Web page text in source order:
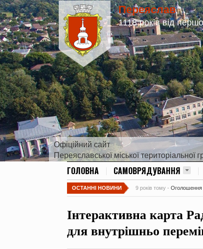
Переяслав
1118 років від
Офіційний сайт
Переяславської міської територіальної
ГОЛОВНА САМОВРЯДУВАННЯ
ОСТАННІ НОВИНИ 9 років тому - Оголошення
Інтерактивна карта
для внутрішньо